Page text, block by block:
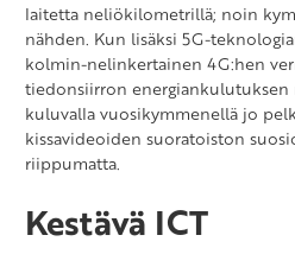
laitetta neliökilometrillä; noin
nähden. Kun lisäksi 5G-
kolmin-nelinkertainen 4G:hen
tiedonsiirron
kuluvalla vuosikymmenellä jo
kissavideoiden suoratoiston
riippumatta.
Kestävä ICT